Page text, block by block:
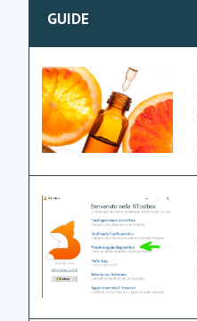
GUIDE